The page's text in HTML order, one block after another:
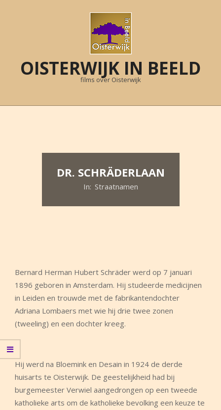
OISTERWIJK IN BEELD
films over Oisterwijk
Primary
DR. SCHRÄDERLAAN
In: Straatnamen
Bernard Herman Hubert Schräder werd op 7 januari
1896 geboren in Amsterdam. Hij studeerde medicijnen
in Leiden en trouwde met de fabrikantendochter
Adriana Lombaers met wie hij drie twee zonen
(tweeling) en een dochter kreeg.
Hij werd na Bloemink en Desain in 1924 de derde
huisarts te Oisterwijk. De geestelijkheid had bij
burgemeester Verwiel aangedrongen op een tweede
katholieke arts om de katholieke bevolking een keuze te